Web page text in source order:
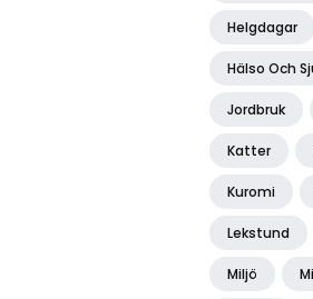
Helgdagar
Hälso Och
Jordbruk
Katter
Kuromi
Lekstund
Miljö